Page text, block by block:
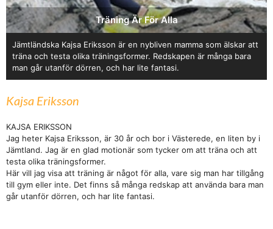
Träning Är För Alla
Jämtländska Kajsa Eriksson är en nybliven mamma som älskar att
träna och testa olika träningsformer. Redskapen är många bara
man går utanför dörren, och har lite fantasi.
Kajsa Eriksson
KAJSA ERIKSSON
Jag heter Kajsa Eriksson, är 30 år och bor i Västerede, en liten by i
Jämtland. Jag är en glad motionär som tycker om att träna och att
testa olika träningsformer.
Här vill jag visa att träning är något för alla, vare sig man har tillgång
till gym eller inte. Det finns så många redskap att använda bara man
går utanför dörren, och har lite fantasi.